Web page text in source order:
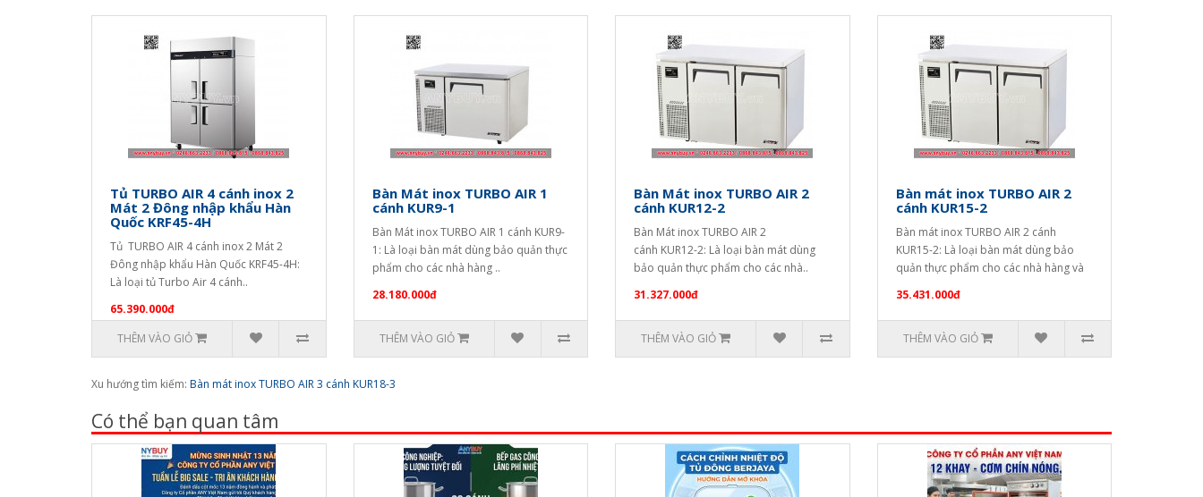
Tủ TURBO AIR 4 cánh inox 2
Mát 2 Đông nhập khẩu Hàn
Quốc KRF45-4H
Tủ TURBO AIR 4 cánh inox 2 Mát 2
Đông nhập khẩu Hàn Quốc KRF45-4H:
Là loại tủ Turbo Air 4 cánh..
65.390.000đ
THÊM VÀO GIỎ
Bàn Mát inox TURBO AIR 1
cánh KUR9-1
Bàn Mát inox TURBO AIR 1 cánh KUR9-
1: Là loại bàn mát dùng bảo quản thực
phẩm cho các nhà hàng ..
28.180.000đ
THÊM VÀO GIỎ
Bàn Mát inox TURBO AIR 2
cánh KUR12-2
Bàn Mát inox TURBO AIR 2
cánh KUR12-2: Là loại bàn mát dùng
bảo quản thực phẩm cho các nhà..
31.327.000đ
THÊM VÀO GIỎ
Bàn mát inox TURBO AIR 2
cánh KUR15-2
Bàn mát inox TURBO AIR 2 cánh
KUR15-2: Là loại bàn mát dùng bảo
quản thực phẩm cho các nhà hàng và
35.431.000đ
THÊM VÀO GIỎ
Xu hướng tìm kiếm: Bàn mát inox TURBO AIR 3 cánh KUR18-3
Có thể bạn quan tâm